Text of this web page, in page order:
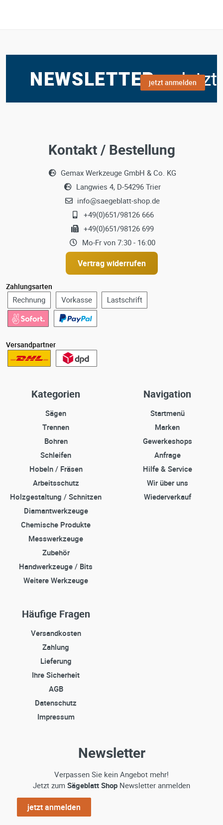
jetzt anmelden
Kontakt / Bestellung
Gemax Werkzeuge GmbH & Co. KG
Langwies 4, D-54296 Trier
info@saegeblatt-shop.de
+49(0)651/98126 666
+49(0)651/98126 699
Mo-Fr von 7:30 - 16:00
Vertrag widerrufen
Zahlungsarten
Versandpartner
Kategorien
Sägen
Trennen
Bohren
Schleifen
Hobeln / Fräsen
Arbeitsschutz
Holzgestaltung / Schnitzen
Diamantwerkzeuge
Chemische Produkte
Messwerkzeuge
Zubehör
Handwerkzeuge / Bits
Weitere Werkzeuge
Navigation
Startmenü
Marken
Gewerkeshops
Anfrage
Hilfe & Service
Wir über uns
Wiederverkauf
Häufige Fragen
Versandkosten
Zahlung
Lieferung
Ihre Sicherheit
AGB
Datenschutz
Impressum
Newsletter
Verpassen Sie kein Angebot mehr!
Jetzt zum Sägeblatt Shop Newsletter anmelden
jetzt anmelden